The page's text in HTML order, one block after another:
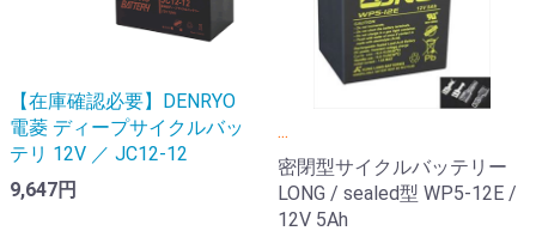
【在庫確認必要】DENRYO
電菱 ディープサイクルバッ
テリ 12V ／ JC12-12
9,647円
...
密閉型サイクルバッテリー
LONG / sealed型 WP5-12E /
12V 5Ah